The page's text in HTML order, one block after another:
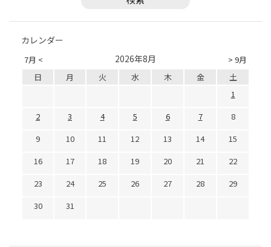
カレンダー
7月 < > 9月
2026年8月
日 月 火 水 木 金
土
1
2
3 4 5 6 7
8
9
10 11 12 13 14
15
16
17 18 19 20 21
22
23
24 25 26 27 28
29
30
31